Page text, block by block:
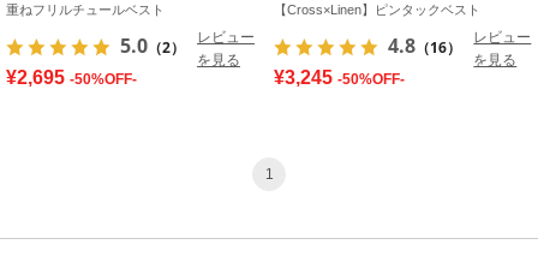
重ねフリルチュールベスト
5.0 （2）
レビュー
を見る
¥2,695 -50%OFF-
【Cross×Linen】ピンタックベスト
4.8 （16）
レビュー
を見る
¥3,245 -50%OFF-
1